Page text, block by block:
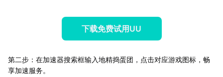
下载免费试用UU
第二步：在加速器搜索框输入地精捣蛋团，点击对应游戏图标，畅
享加速服务。